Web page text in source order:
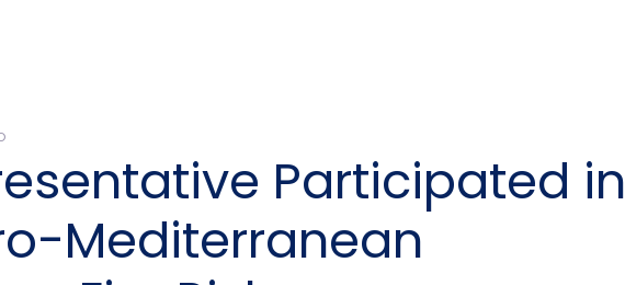
Participated in
Mediterranean